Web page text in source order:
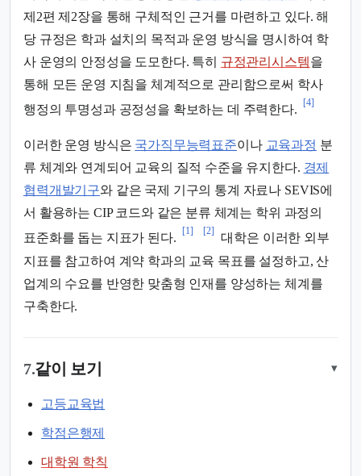
제2편 제2장을 통해 구체적인 근거를 마련하고 있다. 해
당 규정은 학과 설치의 목적과 운영 방식을 명시하여 학
사 운영의 안정성을 도모한다. 특히 규정관리시스템을
통해 모든 운영 지침을 체계적으로 관리함으로써 학사
행정의 투명성과 공정성을 확보하는 데 주력한다.
[4]
이러한 운영 방식은 국가직무능력표준이나 교육과정 분
류 체계와 연계되어 교육의 질적 수준을 유지한다. 경제
협력개발기구와 같은 국제 기구의 통계 자료나 SEVIS에
서 활용하는 CIP 코드와 같은 분류 체계는 학위 과정의
표준화를 돕는 지표가 된다.
[1] [2]
대학은 이러한 외부
지표를 참고하여 계약 학과의 교육 목표를 설정하고, 산
업계의 수요를 반영한 맞춤형 인재를 양성하는 체계를
구축한다.
7.같이 보기 ▾
고등교육법
학점은행제
대학원 학칙